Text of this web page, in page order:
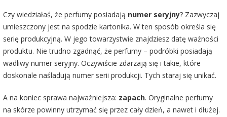
Czy wiedziałaś, że perfumy posiadają numer seryjny? Zazwyczaj
umieszczony jest na spodzie kartonika. W ten sposób określa się
serię produkcyjną. W jego towarzystwie znajdziesz datę ważności
produktu. Nie trudno zgadnąć, że perfumy – podróbki posiadają
wadliwy numer seryjny. Oczywiście zdarzają się i takie, które
doskonale naśladują numer serii produkcji. Tych staraj się unikać.
A na koniec sprawa najważniejsza: zapach. Oryginalne perfumy
na skórze powinny utrzymać się przez cały dzień, a nawet i dłużej.